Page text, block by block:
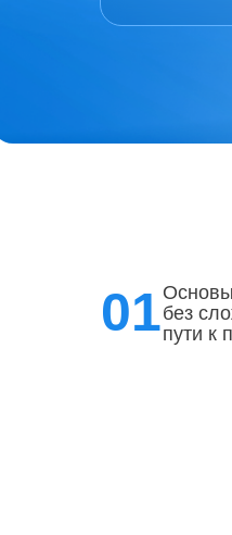
без
пути к
01